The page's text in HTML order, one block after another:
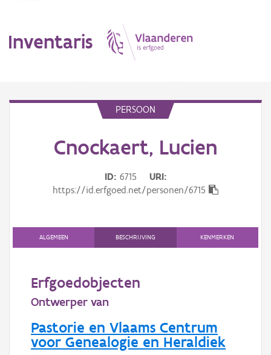
Inventaris
Erfgoedobject
Thema
Persoon of collectief
Downloads
Hergebruik
PERSOON
Cnockaert, Lucien
ID 6715
URI
https://id.erfgoed.net/personen/6715
ALGEMEEN BESCHRIJVING KENMERKEN
Erfgoedobjecten
Ontwerper van
Pastorie en Vlaams Centrum
voor Genealogie en Heraldiek